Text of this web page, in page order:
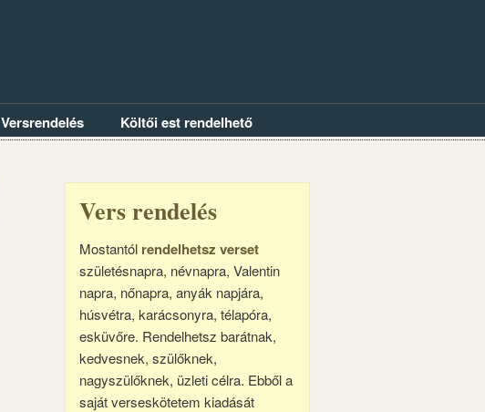
Versrendelés Költői est rendelhető
Vers rendelés
Mostantól rendelhetsz verset
születésnapra, névnapra, Valentin
napra, nőnapra, anyák napjára,
húsvétra, karácsonyra, télapóra,
esküvőre. Rendelhetsz barátnak,
kedvesnek, szülőknek,
nagyszülőknek, üzleti célra. Ebből a
saját verseskötetem kiadását